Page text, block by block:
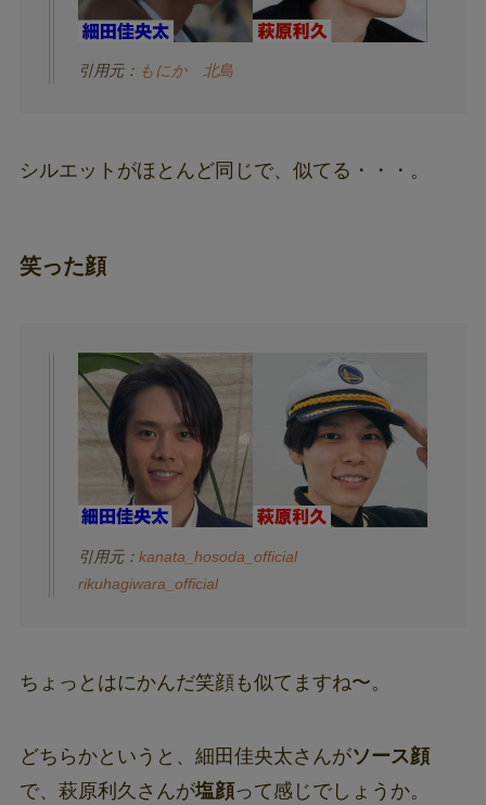
引用元： もにか 北島
シルエットがほとんど同じで、似てる・・・。
笑った顔
引用元： kanata_hosoda_official
rikuhagiwara_official
ちょっとはにかんだ笑顔も似てますね〜。
どちらかというと、細田佳央太さんがソース顔
で、萩原利久さんが塩顔って感じでしょうか。